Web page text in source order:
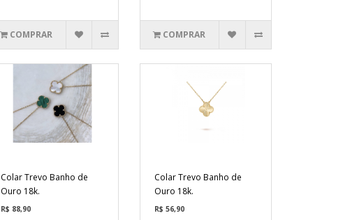
COMPRAR COMPRAR
Colar Trevo Banho de
Ouro 18k.
R$ 88,90
Colar Trevo Banho de
Ouro 18k.
R$ 56,90